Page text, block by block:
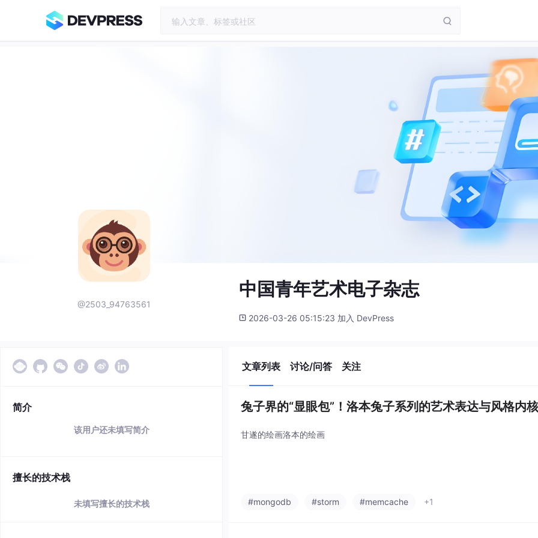
@2503_94763561
中国青年艺术电子杂志
2026-03-26 05:15:23 加入 DevPress
简介
该用户还未填写简介
擅长的技术栈
未填写擅长的技术栈
文章列表 讨论/问答 关注
兔子界的“显眼包”！洛本兔子系列的艺术表达与风格内
甘遂的绘画洛本的绘画
#mongodb #storm #memcache +1